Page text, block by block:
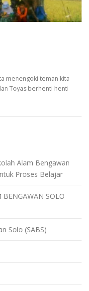
menengoki teman kita
Toyas berhenti henti
Alam Bengawan
Proses Belajar
BENGAWAN SOLO
Solo (SABS)